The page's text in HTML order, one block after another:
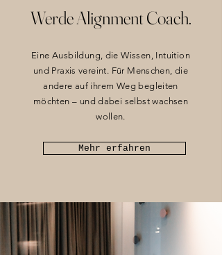
Werde Alignment Coach.
Eine Ausbildung, die Wissen, Intuition
und Praxis vereint. Für Menschen, die
andere auf ihrem Weg begleiten
möchten – und dabei selbst wachsen
wollen.
Mehr erfahren